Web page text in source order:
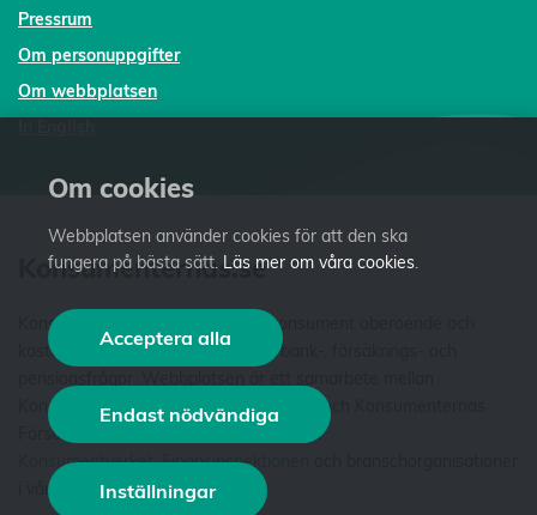
Pressrum
Om personuppgifter
Om webbplatsen
Konsumenternas.se
Konsumenternas.se ger dig som konsument oberoende och
kostnadsfri fakta och vägledning i bank-, försäkrings- och
Konsumenternas Bank- och finansbyrå och Konsumenternas
Försäkringsbyrå. Vi är stiftelser som har
Konsumentverket,Finansinspektionen
i våra styrelser. Läs merom oss .
Om cookies
Webbplatsen använder cookies för att den ska
fungera på bästa sätt. Läs mer om våra cookies.
Acceptera alla
Endast nödvändiga
Inställningar